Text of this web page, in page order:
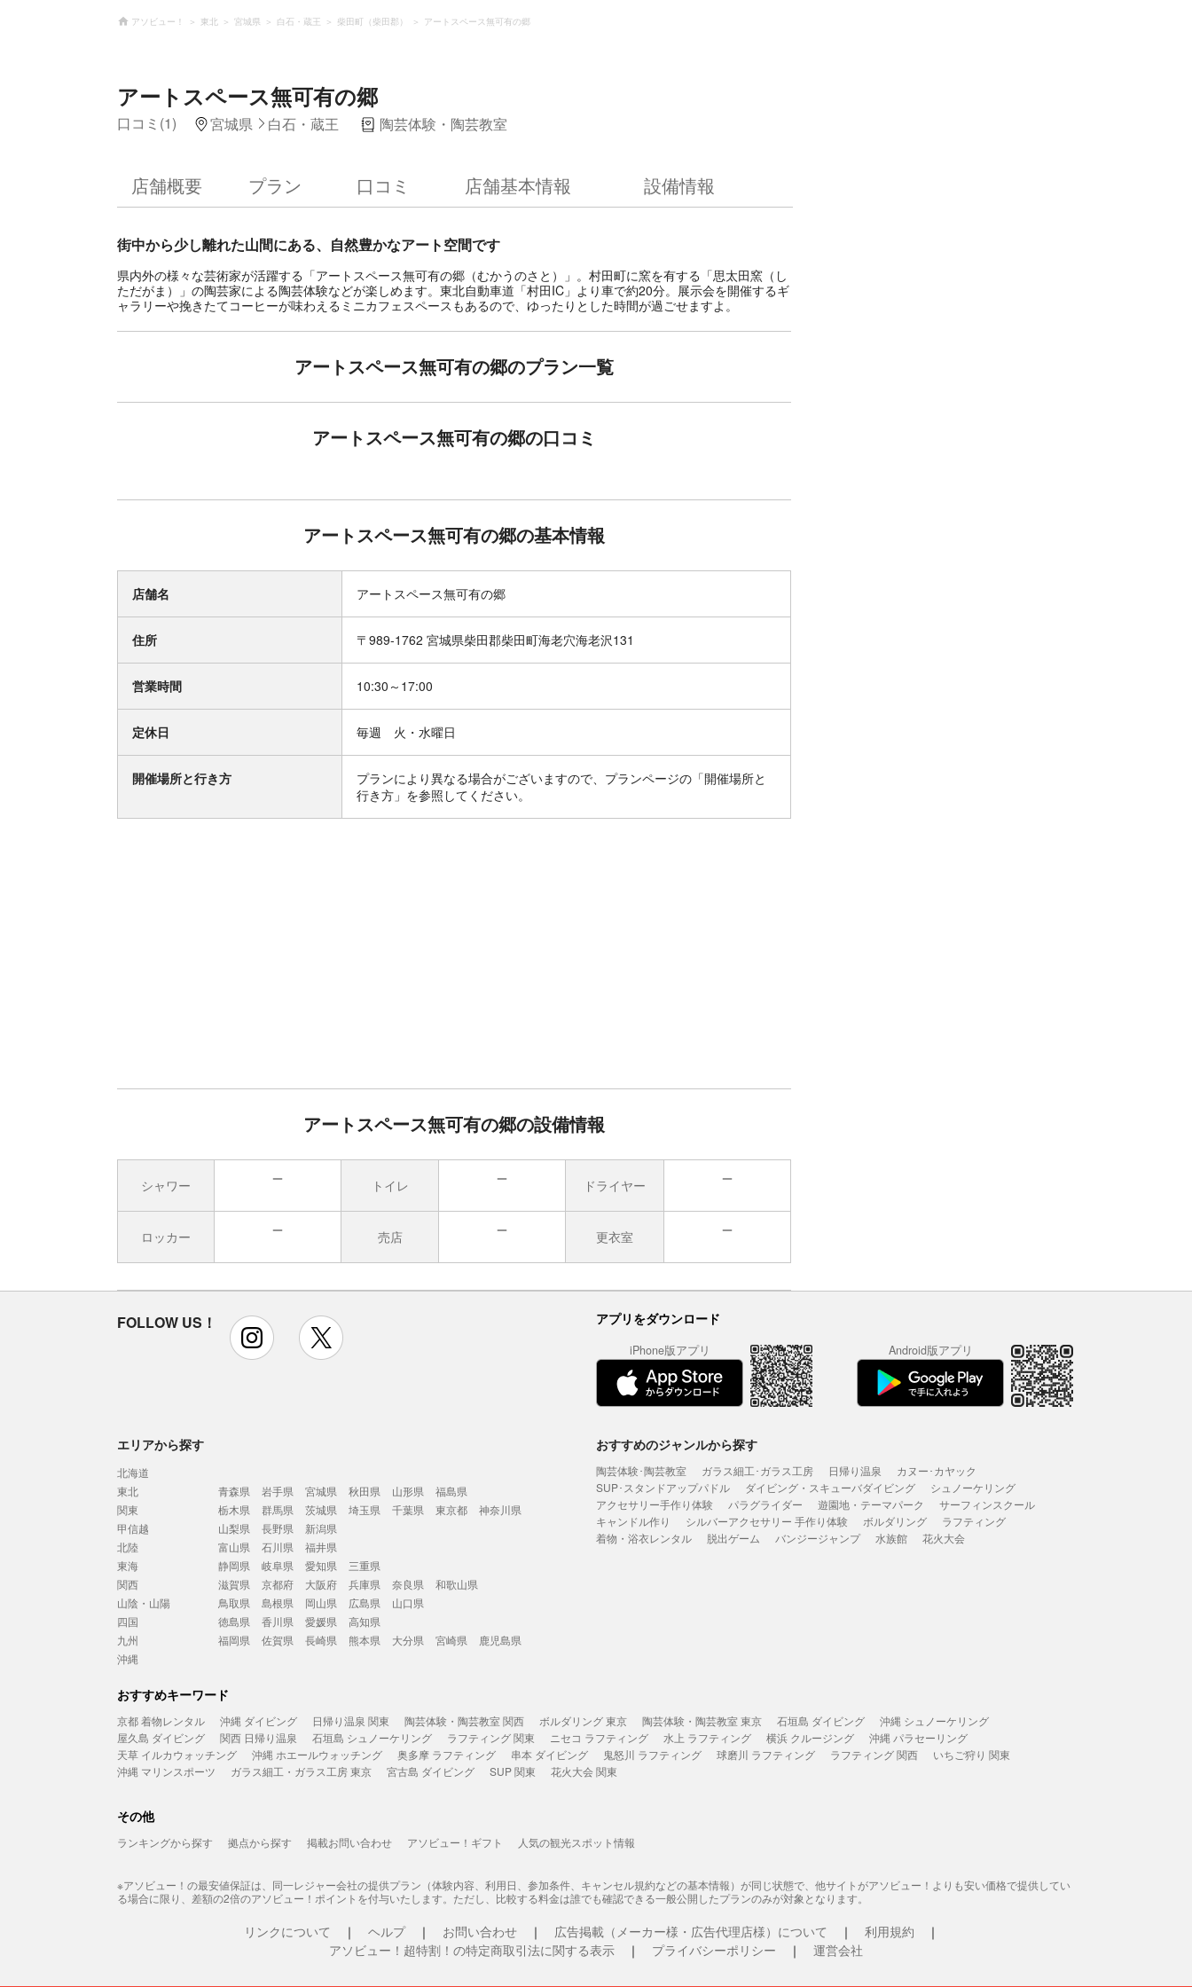
アソビュー！ 東北 宮城県 白石・蔵王 柴田町（柴田郡） アートスペース無可有の郷
アートスペース無可有の郷
口コミ(1) 宮城県 白石・蔵王 陶芸体験・陶芸教室
店舗概要 プラン 口コミ 店舗基本情報 設備情報
街中から少し離れた山間にある、自然豊かなアート空間です
県内外の様々な芸術家が活躍する「アートスペース無可有の郷（むかうのさと）」。村田町に窯を有する「思太田窯（し
ただがま）」の陶芸家による陶芸体験などが楽しめます。東北自動車道「村田IC」より車で約20分。展示会を開催するギ
ャラリーや挽きたてコーヒーが味わえるミニカフェスペースもあるので、ゆったりとした時間が過ごせますよ。
アートスペース無可有の郷のプラン一覧
アートスペース無可有の郷の口コミ
アートスペース無可有の郷の基本情報
店舗名 アートスペース無可有の郷
住所 〒989-1762 宮城県柴田郡柴田町海老穴海老沢131
営業時間 10:30～17:00
定休日 毎週 火・水曜日
開催場所と行き方
プランにより異なる場合がございますので、プランページの「開催場所と
行き方」を参照してください。
アートスペース無可有の郷の設備情報
シャワー トイレ ドライヤー
ロッカー 売店 更衣室
FOLLOW US！ instagram アプリをダウンロード
iPhone版アプリ Android版アプリ
エリアから探す
北海道
東北
青森県 岩手県 宮城県 秋田県 山形県
福島県
関東
栃木県 群馬県 茨城県 埼玉県 千葉県 東京都
神奈川県
甲信越
山梨県 長野県
新潟県
北陸
富山県 石川県
福井県
東海
静岡県 岐阜県 愛知県
三重県
関西
滋賀県 京都府 大阪府 兵庫県 奈良県
和歌山県
山陰・山陽
鳥取県 島根県 岡山県 広島県
山口県
四国
徳島県 香川県 愛媛県
高知県
九州
福岡県 佐賀県 長崎県 熊本県 大分県 宮崎県
鹿児島県
沖縄
おすすめのジャンルから探す
陶芸体験･陶芸教室 ガラス細工･ガラス工房 日帰り温泉
カヌー･カヤック
SUP･スタンドアップパドル
ダイビング・スキューバダイビング
シュノーケリング
アクセサリー手作り体験
パラグライダー 遊園地・テーマパーク
サーフィンスクール
キャンドル作り
シルバーアクセサリー 手作り体験 ボルダリング
ラフティング
着物・浴衣レンタル
脱出ゲーム バンジージャンプ 水族館 花火大会
おすすめキーワード
京都 着物レンタル 沖縄 ダイビング 日帰り温泉 関東 陶芸体験・陶芸教室 関西 ボルダリング 東京 陶芸体験・陶芸教室 東京 石垣島 ダイビング
沖縄 シュノーケリング
屋久島 ダイビング
関西 日帰り温泉 石垣島 シュノーケリング ラフティング 関東 ニセコ ラフティング 水上 ラフティング 横浜 クルージング
沖縄 パラセーリング
天草 イルカウォッチング
沖縄 ホエールウォッチング 奥多摩 ラフティング 串本 ダイビング 鬼怒川 ラフティング 球磨川 ラフティング ラフティング 関西
いちご狩り 関東
沖縄 マリンスポーツ
ガラス細工・ガラス工房 東京 宮古島 ダイビング SUP 関東 花火大会 関東
その他
ランキングから探す 拠点から探す 掲載お問い合わせ アソビュー！ギフト 人気の観光スポット情報
※アソビュー！の最安値保証は、同一レジャー会社の提供プラン（体験内容、利用日、参加条件、キャンセル規約などの基本情報）が同じ状態で、他サイトがアソビュー！よりも安い価格で提供してい
る場合に限り、差額の2倍のアソビュー！ポイントを付与いたします。ただし、比較する料金は誰でも確認できる一般公開したプランのみが対象となります。
リンクについて ヘルプ お問い合わせ 広告掲載（メーカー様・広告代理店様）について
利用規約
アソビュー！超特割！の特定商取引法に関する表示
プライバシーポリシー 運営会社